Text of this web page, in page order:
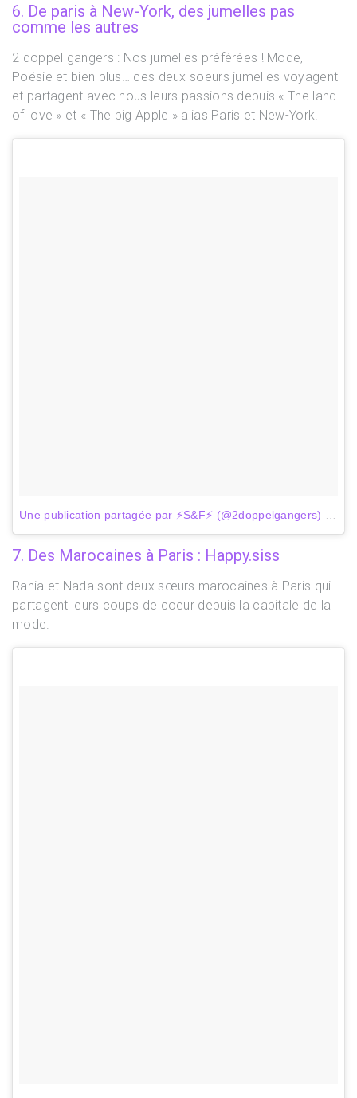
6. De paris à New-York, des jumelles pas
comme les autres
2 doppel gangers : Nos jumelles préférées ! Mode,
Poésie et bien plus… ces deux soeurs jumelles voyagent
et partagent avec nous leurs passions depuis « The land
of love » et « The big Apple » alias Paris et New-York.
Une publication partagée par ⚡S&F⚡ (@2doppelgangers)
7. Des Marocaines à Paris : Happy.siss
Rania et Nada sont deux sœurs marocaines à Paris qui
partagent leurs coups de coeur depuis la capitale de la
mode.